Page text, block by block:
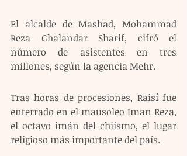
El alcalde de Mashad, Mohammad
Reza Ghalandar Sharif, cifró el
número de asistentes en tres
millones, según la agencia Mehr.
Tras horas de procesiones, Raisí fue
enterrado en el mausoleo Iman Reza,
el octavo imán del chiísmo, el lugar
religioso más importante del país.